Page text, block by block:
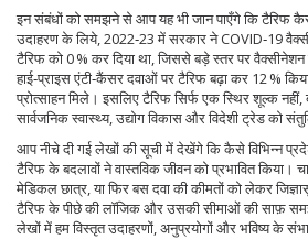
इन संबंधों को समझने से आप यह भी जान पाएँगे कि टैरिफ
उदाहरण के लिये, 2022‑23 में सरकार ने COVID‑19
टैरिफ को 0 % कर दिया था, जिससे बड़े स्तर पर
हाई‑प्राइस एंटी‑कैंसर दवाओं पर टैरिफ बढ़ा कर 12 %
प्रोत्साहन मिले। इसलिए टैरिफ सिर्फ एक स्थिर शूल्क
सार्वजनिक स्वास्थ्य, उद्योग विकास और विदेशी ट्रेड को
आप नीचे दी गई लेखों की सूची में देखेंगे कि कैसे विभिन्न
टैरिफ के बदलावों ने वास्तविक जीवन को प्रभावित
मेडिकल छात्र, या फिर बस दवा की कीमतों को लेकर
टैरिफ के पीछे की लॉजिक और उसकी सीमाओं की साफ़
लेखों में हम विस्तृत उदाहरणों, अनुप्रयोगों और भविष्य के